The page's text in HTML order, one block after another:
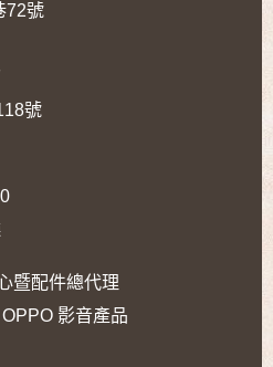
72號
號
暨配件總代理
影音產品